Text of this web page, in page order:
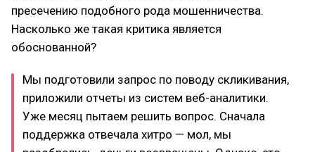
пресечению подобного рода мошенничества.
Насколько же такая критика является
обоснованной?
Мы подготовили запрос по поводу скликивания,
приложили отчеты из систем веб-аналитики.
Уже месяц пытаем решить вопрос. Сначала
поддержка отвечала хитро — мол, мы